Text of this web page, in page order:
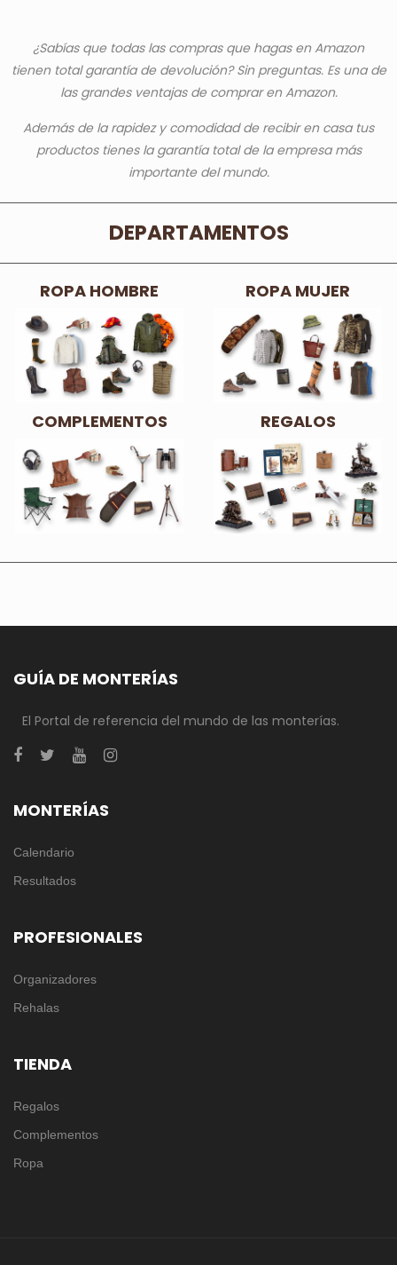
¿Sabías que todas las compras que hagas en Amazon
tienen total garantía de devolución?Sin preguntas. Es una de
las grandes ventajas de comprar en Amazon.
Además de la rapidez y comodidad de recibir en casa tus
productos tienes la garantía total de la empresa más
importante del mundo.
DEPARTAMENTOS
ROPA HOMBRE ROPA MUJER
COMPLEMENTOS REGALOS
GUÍA DE MONTERÍAS
El Portal de referencia del mundo de las monterías.
MONTERÍAS
Calendario
Resultados
PROFESIONALES
Organizadores
Rehalas
TIENDA
Regalos
Complementos
Ropa